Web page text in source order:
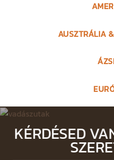
AUSZTRÁLIA
KÉRDÉSED